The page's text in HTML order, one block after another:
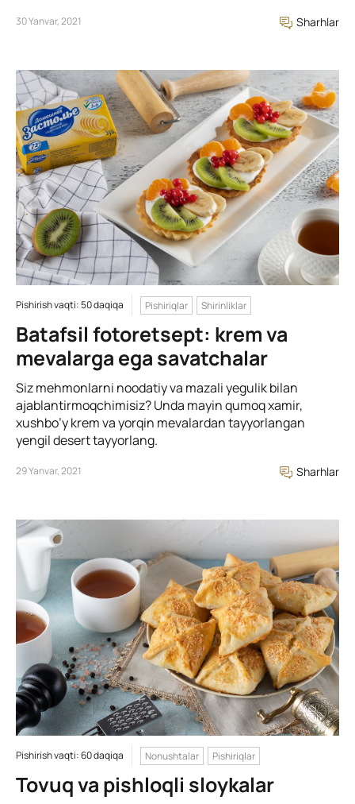
30 Yanvar, 2021 Sharhlar
Pishirish vaqti: 50 daqiqa Pishiriqlar Shirinliklar
Batafsil fotoretsept: krem va
mevalarga ega savatchalar
Siz mehmonlarni noodatiy va mazali yegulik bilan
ajablantirmoqchimisiz? Unda mayin qumoq xamir,
xushbo’y krem va yorqin mevalardan tayyorlangan
yengil desert tayyorlang.
29 Yanvar, 2021 Sharhlar
Pishirish vaqti: 60 daqiqa Nonushtalar Pishiriqlar
Tovuq va pishloqli sloykalar